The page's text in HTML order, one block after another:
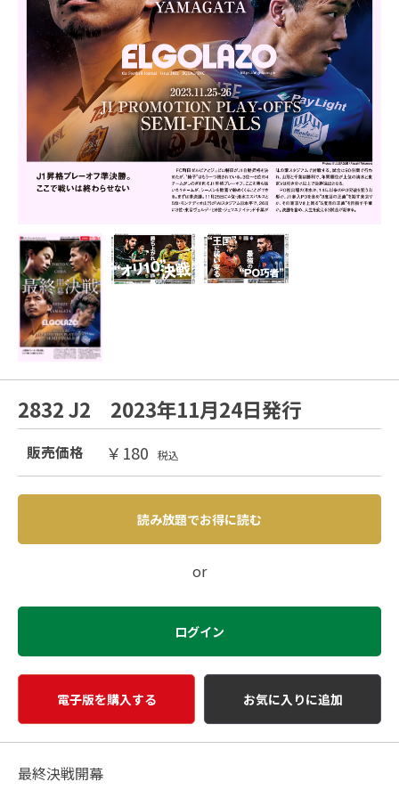
2832 J2 2023年11月24日発行
販売価格 ￥180 税込
読み放題でお得に読む
or
ログイン
電子版を購入する お気に入りに追加
最終決戦開幕